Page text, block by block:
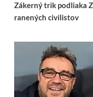
Zákerný trik podliaka
ranených civilistov